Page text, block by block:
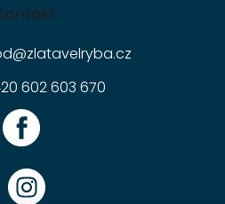
@zlatavelryba.cz
602 603 670